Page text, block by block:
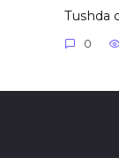
Tushda
0